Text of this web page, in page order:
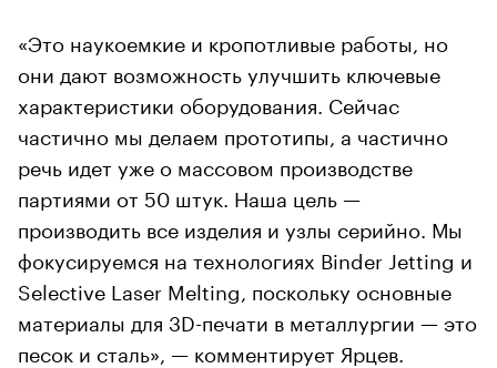
«Это наукоемкие и кропотливые работы, но
они дают возможность улучшить ключевые
характеристики оборудования. Сейчас
частично мы делаем прототипы, а частично
речь идет уже о массовом производстве
партиями от 50 штук. Наша цель —
производить все изделия и узлы серийно. Мы
фокусируемся на технологиях Binder Jetting и
Selective Laser Melting, поскольку основные
материалы для 3D-печати в металлургии — это
песок и сталь», — комментирует Ярцев.